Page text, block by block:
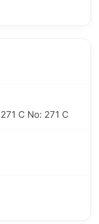
C No: 271 C